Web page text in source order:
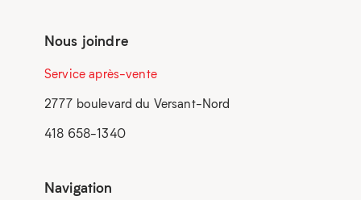
Nous joindre
Service après-vente
2777 boulevard du Versant-Nord
418 658-1340
Navigation